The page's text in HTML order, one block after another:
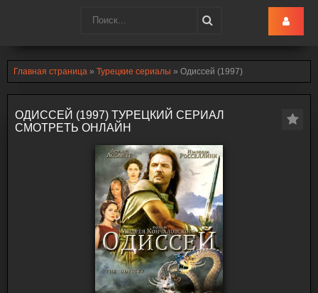
Главная страница » Турецкие сериалы » Одиссей (1997)
ОДИССЕЙ (1997) ТУРЕЦКИЙ СЕРИАЛ
СМОТРЕТЬ ОНЛАЙН
Turk-Ru.lol